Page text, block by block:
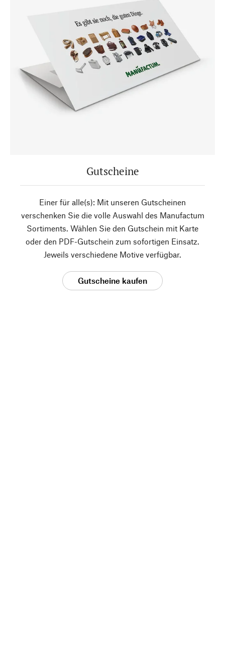
Gutscheine
Einer für alle(s): Mit unseren Gutscheinen
verschenken Sie die volle Auswahl des Manufactum
Sortiments. Wählen Sie den Gutschein mit Karte
oder den PDF-Gutschein zum sofortigen Einsatz.
Jeweils verschiedene Motive verfügbar.
Gutscheine kaufen